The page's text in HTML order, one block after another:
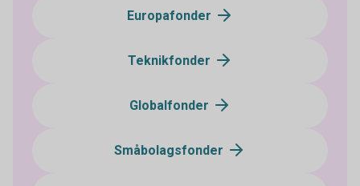
Europafonder
Teknikfonder
Globalfonder
Småbolagsfonder